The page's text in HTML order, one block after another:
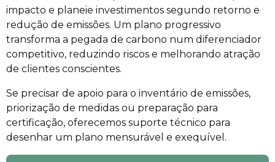
impacto e planeie investimentos segundo retorno e
redução de emissões. Um plano progressivo
transforma a pegada de carbono num diferenciador
competitivo, reduzindo riscos e melhorando atração
de clientes conscientes.
Se precisar de apoio para o inventário de emissões,
priorização de medidas ou preparação para
certificação, oferecemos suporte técnico para
desenhar um plano mensurável e exequível.